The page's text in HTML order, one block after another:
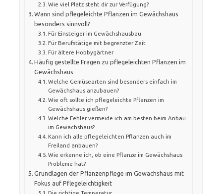
Wie viel Platz steht dir zur Verfügung?
Wann sind pflegeleichte Pflanzen im Gewächshaus
besonders sinnvoll?
Für Einsteiger im Gewächshausbau
Für Berufstätige mit begrenzter Zeit
Für ältere Hobbygärtner
Häufig gestellte Fragen zu pflegeleichten Pflanzen im
Gewächshaus
Welche Gemüsearten sind besonders einfach im
Gewächshaus anzubauen?
Wie oft sollte ich pflegeleichte Pflanzen im
Gewächshaus gießen?
Welche Fehler vermeide ich am besten beim Anbau
im Gewächshaus?
Kann ich alle pflegeleichten Pflanzen auch im
Freiland anbauen?
Wie erkenne ich, ob eine Pflanze im Gewächshaus
Probleme hat?
Grundlagen der Pflanzenpflege im Gewächshaus mit
Fokus auf Pflegeleichtigkeit
Die richtige Temperatur